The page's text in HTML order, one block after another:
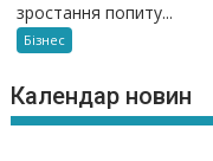
зростання попиту...
Бізнес
Календар новин